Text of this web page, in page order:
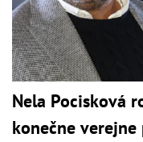
Nela Pocisková
konečne